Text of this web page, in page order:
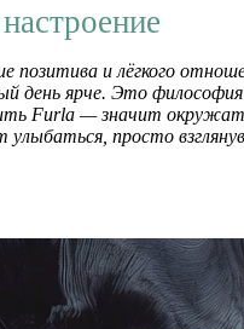
позитива и лёгкого
день ярче. Это
Furla — значит
просто